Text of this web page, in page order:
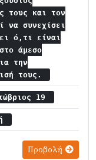
τους και τον
να συνεχίσει
ό,τι είναι
άμεσο
την
τους.
19
Προβολή